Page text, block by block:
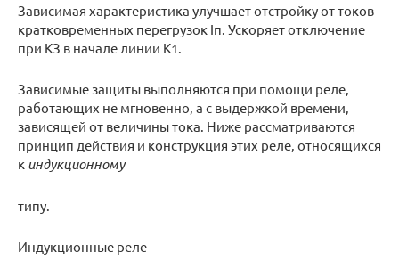
Зависимая характеристика улучшает отстройку от токов
кратковременных перегрузок Iп. Ускоряет отключение
при КЗ в начале линии К1.
Зависимые защиты выполняются при помощи реле,
работающих не мгновенно, а с выдержкой времени,
зависящей от величины тока. Ниже рассматриваются
принцип действия и конструкция этих реле, относящихся
к индукционному
типу.
Индукционные реле